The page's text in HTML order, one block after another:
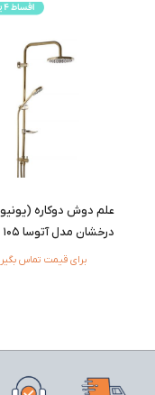
علم دوش دوکاره
درخشان مدل آتوسا 105 طلایی
برای قیمت تماس